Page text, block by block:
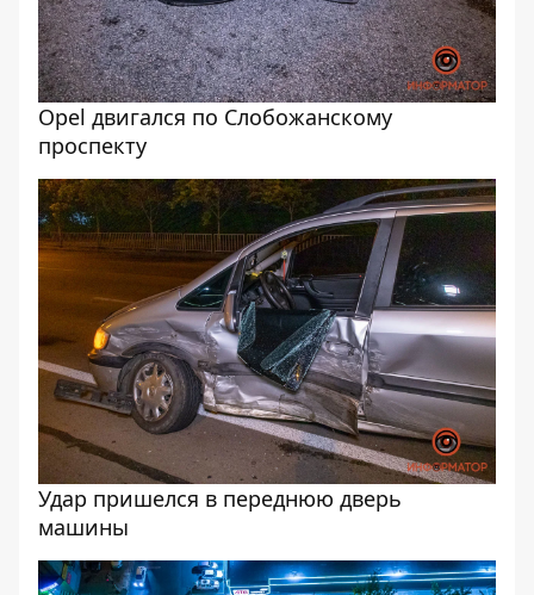
Opel двигался по Слобожанскому
проспекту
Удар пришелся в переднюю дверь
машины